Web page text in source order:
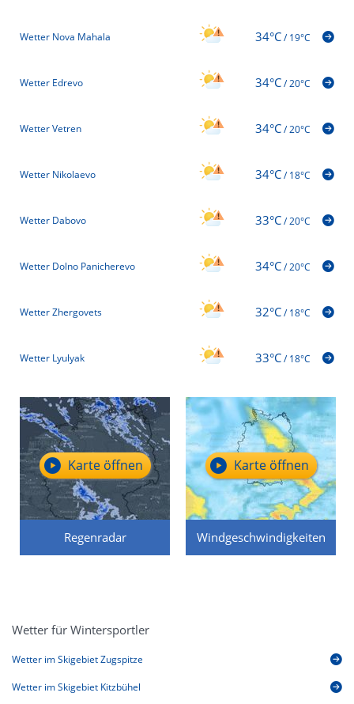
Wetter Nova Mahala 34°C/19°C
Wetter Edrevo 34°C/20°C
Wetter Vetren 34°C/20°C
Wetter Nikolaevo 34°C/18°C
Wetter Dabovo 33°C/20°C
Wetter Dolno Panicherevo 34°C/20°C
Wetter Zhergovets 32°C/18°C
Wetter Lyulyak 33°C/18°C
Regenradar
Karte öffnen
Windgeschwindigkeiten
Karte öffnen
Wetter für Wintersportler
Wetter im Skigebiet Zugspitze
Wetter im Skigebiet Kitzbühel